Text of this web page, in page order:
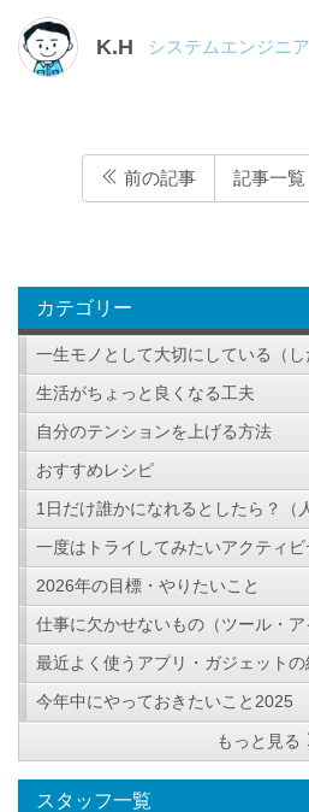
K.H システムエンジニア
前の記事 記事一覧
カテゴリー
一生モノとして大切にしている（
生活がちょっと良くなる工夫
自分のテンションを上げる方法
おすすめレシピ
1日だけ誰かになれるとしたら？（
一度はトライしてみたいアクティビ
2026年の目標・やりたいこと
仕事に欠かせないもの（ツール・ア
最近よく使うアプリ・ガジェットの
今年中にやっておきたいこと2025
もっと見る
スタッフ一覧